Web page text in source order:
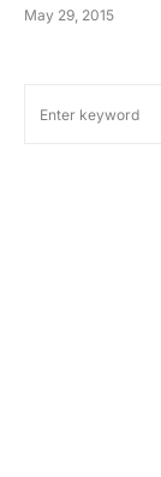
May 29, 2015